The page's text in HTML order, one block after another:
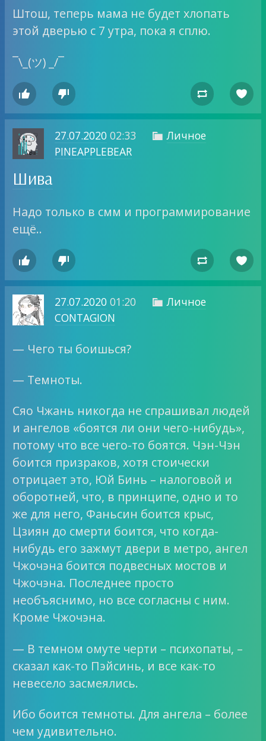
Штош, теперь мама не будет хлопать
этой дверью с 7 утра, пока я сплю.
¯\_(ツ) _/¯
   
27.07.202002:33  Личное
PINEAPPLEBEAR
Шива
Надо только в смм и программирование
ещё..
   
27.07.202001:20  Личное
CONTAGION
— Чего ты боишься?
— Темноты.
Сяо Чжань никогда не спрашивал людей
и ангелов «боятся ли они чего-нибудь»,
потому что все чего-то боятся. Чэн-Чэн
боится призраков, хотя стоически
отрицает это, Юй Бинь – налоговой и
оборотней, что, в принципе, одно и то
же для него, Фаньсин боится крыс,
Цзиян до смерти боится, что когда-
нибудь его зажмут двери в метро, ангел
Чжочэна боится подвесных мостов и
Чжочэна. Последнее просто
необъяснимо, но все согласны с ним.
Кроме Чжочэна.
— В темном омуте черти – психопаты, –
сказал как-то Пэйсинь, и все как-то
невесело засмеялись.
Ибо боится темноты. Для ангела – более
чем удивительно.